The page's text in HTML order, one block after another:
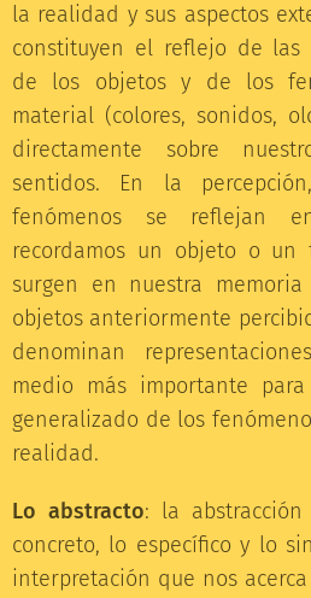
la realidad y sus aspectos
constituyen el reflejo de las
de los objetos y de los
material (colores, sonidos,
directamente sobre
sentidos. En la
fenómenos se reflejan
recordamos un objeto o un
surgen en nuestra
objetos anteriormente
denominan
medio más importante
generalizado de los
realidad.
Lo abstracto: la
concreto, lo específico y lo
interpretación que nos